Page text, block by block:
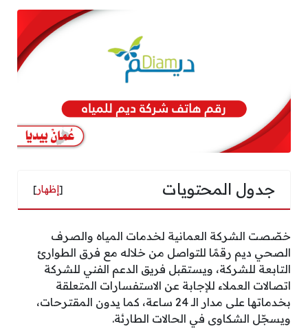
جدول المحتويات [إظهار]
خصّصت الشركة العمانية لخدمات المياه والصرف
الصحي ديم رقمًا للتواصل من خلاله مع فرق الطوارئ
التابعة للشركة، ويستقبل فريق الدعم الفني للشركة
اتصالات العملاء للإجابة عن الاستفسارات المتعلقة
بخدماتها على مدار الـ 24 ساعة، كما يدون المقترحات،
ويسجّل الشكاوى في الحالات الطارئة.